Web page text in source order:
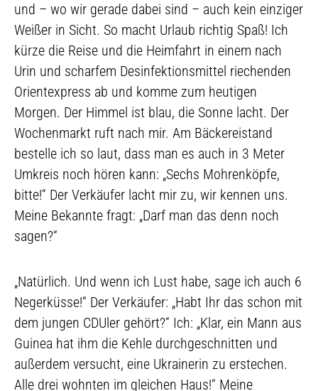
und – wo wir gerade dabei sind – auch kein einziger
Weißer in Sicht. So macht Urlaub richtig Spaß! Ich
kürze die Reise und die Heimfahrt in einem nach
Urin und scharfem Desinfektionsmittel riechenden
Orientexpress ab und komme zum heutigen
Morgen. Der Himmel ist blau, die Sonne lacht. Der
Wochenmarkt ruft nach mir. Am Bäckereistand
bestelle ich so laut, dass man es auch in 3 Meter
Umkreis noch hören kann: „Sechs Mohrenköpfe,
bitte!“ Der Verkäufer lacht mir zu, wir kennen uns.
Meine Bekannte fragt: „Darf man das denn noch
sagen?“
„Natürlich. Und wenn ich Lust habe, sage ich auch 6
Negerküsse!“ Der Verkäufer: „Habt Ihr das schon mit
dem jungen CDUler gehört?“ Ich: „Klar, ein Mann aus
Guinea hat ihm die Kehle durchgeschnitten und
außerdem versucht, eine Ukrainerin zu erstechen.
Alle drei wohnten im gleichen Haus!“ Meine